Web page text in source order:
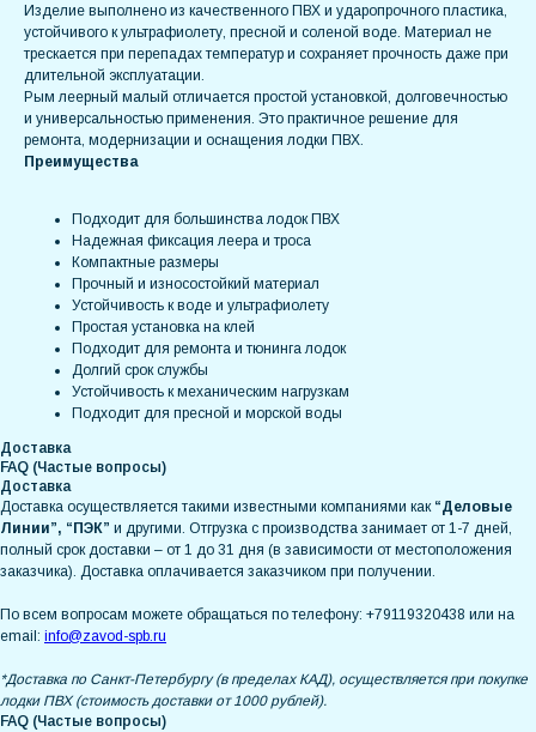
Изделие выполнено из качественного ПВХ и ударопрочного пластика,
устойчивого к ультрафиолету, пресной и соленой воде. Материал не
трескается при перепадах температур и сохраняет прочность даже при
длительной эксплуатации.
Рым леерный малый отличается простой установкой, долговечностью
и универсальностью применения. Это практичное решение для
ремонта, модернизации и оснащения лодки ПВХ.
Преимущества
Подходит для большинства лодок ПВХ
Надежная фиксация леера и троса
Компактные размеры
Прочный и износостойкий материал
Устойчивость к воде и ультрафиолету
Простая установка на клей
Подходит для ремонта и тюнинга лодок
Долгий срок службы
Устойчивость к механическим нагрузкам
Подходит для пресной и морской воды
Доставка
FAQ (Частые вопросы)
Доставка
Доставка осуществляется такими известными компаниями как “Деловые
Линии”, “ПЭК” и другими. Отгрузка с производства занимает от 1-7 дней,
полный срок доставки – от 1 до 31 дня (в зависимости от местоположения
заказчика). Доставка оплачивается заказчиком при получении.
По всем вопросам можете обращаться по телефону: +79119320438 или на
email: info@zavod-spb.ru
*Доставка по Санкт-Петербургу (в пределах КАД), осуществляется при покупке
лодки ПВХ (стоимость доставки от 1000 рублей).
FAQ (Частые вопросы)